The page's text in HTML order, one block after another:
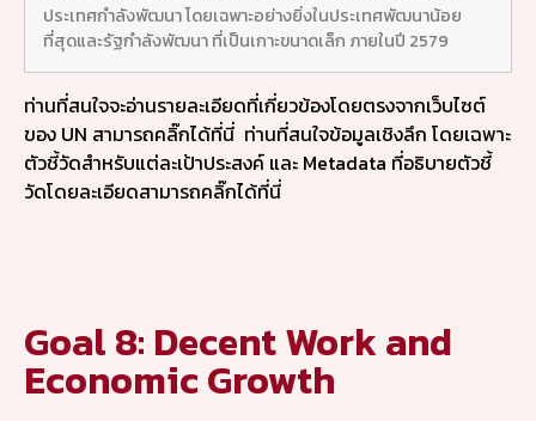
ประเทศกำลังพัฒนา โดยเฉพาะอย่างยิ่งในประเทศพัฒนาน้อย
ที่สุดและรัฐกำลังพัฒนา ที่เป็นเกาะขนาดเล็ก ภายในปี 2579
ท่านที่สนใจจะอ่านรายละเอียดที่เกี่ยวข้องโดยตรงจากเว็บไซต์
ของ UN สามารถคลิ๊กได้ที่นี่ ท่านที่สนใจข้อมูลเชิงลึก โดยเฉพาะ
ตัวชี้วัดสำหรับแต่ละเป้าประสงค์ และ Metadata ที่อธิบายตัวชี้
วัดโดยละเอียดสามารถคลิ๊กได้ที่นี่
Goal 8: Decent Work and
Economic Growth